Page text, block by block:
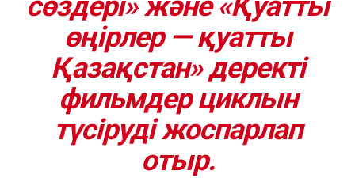
өңірлер — қуатты
Қазақстан» деректі
фильмдер циклын
түсіруді жоспарлап
отыр.